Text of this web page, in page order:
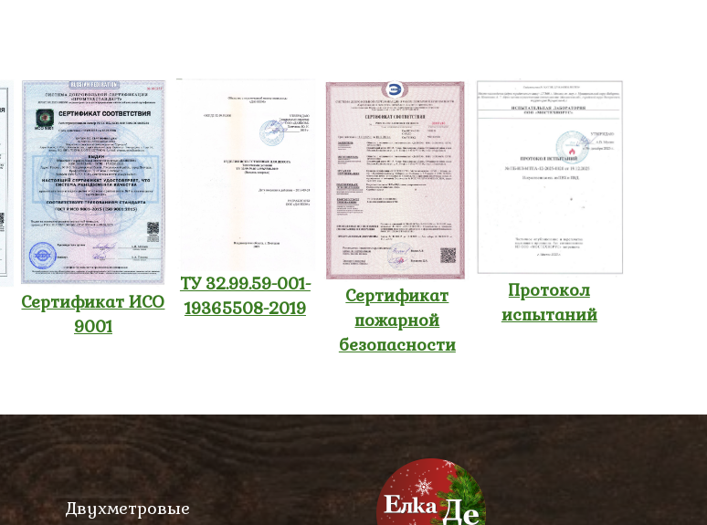
Сертификат ИСО
9001
ТУ 32.99.59-001-
19365508-2019
Сертификат
пожарной
безопасности
Протокол
испытаний
Двухметровые